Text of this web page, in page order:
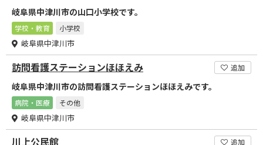
岐阜県中津川市の山口小学校です。
学校・教育 小学校
岐阜県中津川市
訪問看護ステーションほほえみ 追加
岐阜県中津川市の訪問看護ステーションほほえみです。
病院・医療 その他
岐阜県中津川市
川上公民館 追加